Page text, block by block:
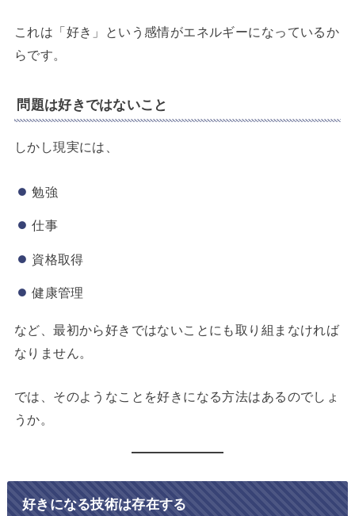
これは「好き」という感情がエネルギーになっているか
らです。
問題は好きではないこと
しかし現実には、
勉強
仕事
資格取得
健康管理
など、最初から好きではないことにも取り組まなければ
なりません。
では、そのようなことを好きになる方法はあるのでしょ
うか。
好きになる技術は存在する